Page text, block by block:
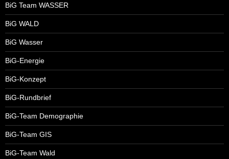
BiG Team WASSER
BiG WALD
BiG Wasser
BiG-Energie
BiG-Konzept
BiG-Rundbrief
BiG-Team Demographie
BiG-Team GIS
BiG-Team Wald